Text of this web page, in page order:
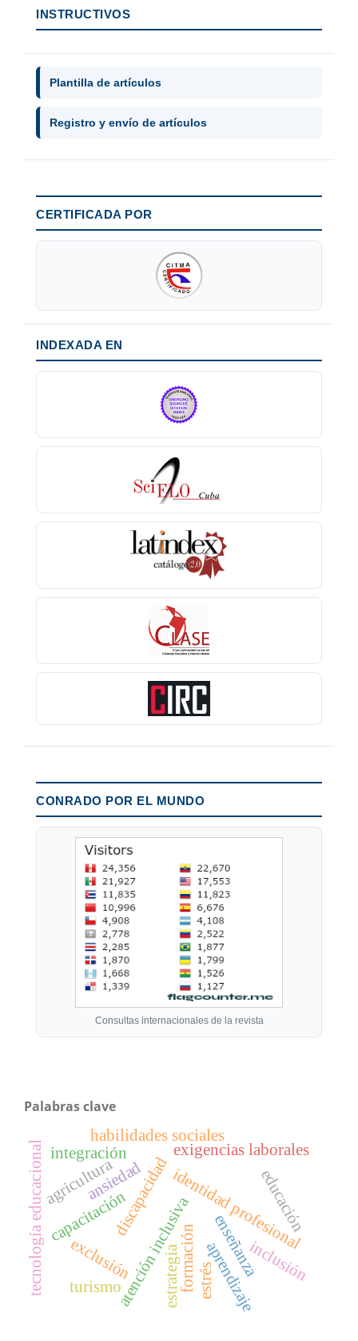
INSTRUCTIVOS
Plantilla de artículos
Registro y envío de artículos
CERTIFICADA POR
INDEXADA EN
CONRADO POR EL MUNDO
Consultas internacionales de la revista
Palabras clave
formación
atención inclusivaidentidad profesional
enseñanza
aprendizajeinclusión
exclusión
discapacidad
capacitación
tecnología educacional estrés
ansiedad
exigencias laborales
agricultura
turismo
habilidades sociales
educación
integración
estrategia